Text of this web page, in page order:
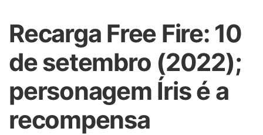
Recarga Free Fire: 10
de setembro (2022);
personagem Íris é a
recompensa